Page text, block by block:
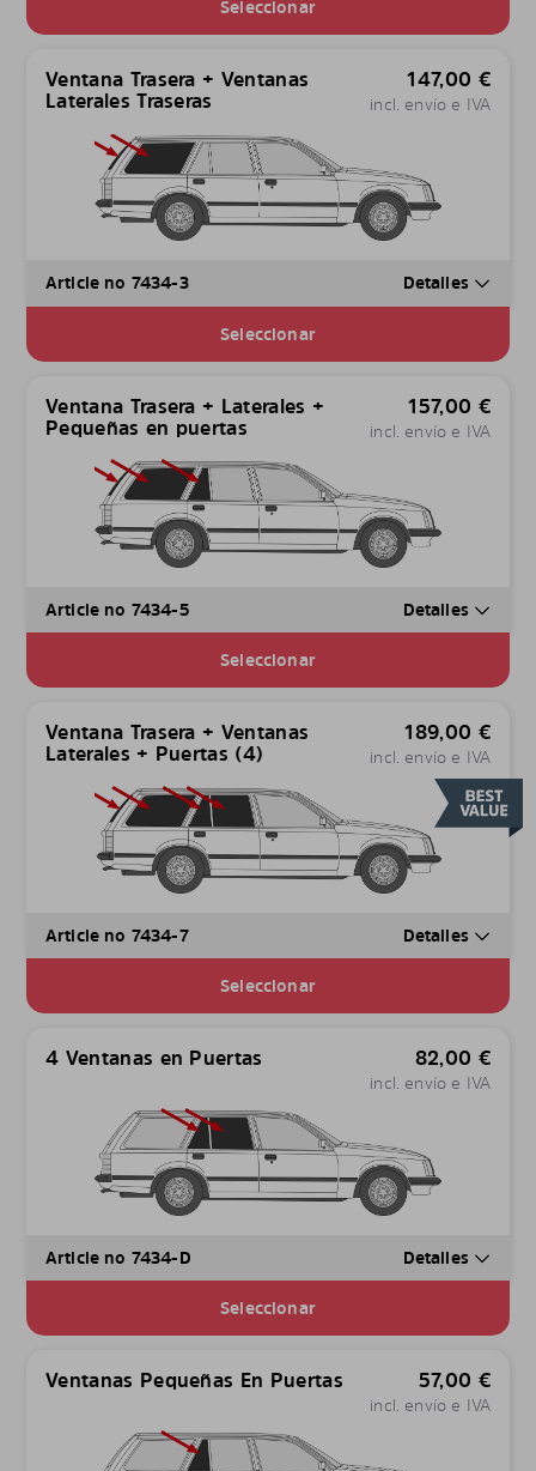
Seleccionar
Ventana Trasera + Ventanas
Laterales Traseras
147,00 €
incl. envío e IVA
Article no 7434-3 Detalles
Seleccionar
Ventana Trasera + Laterales +
Pequeñas en puertas
157,00 €
incl. envío e IVA
Article no 7434-5 Detalles
Seleccionar
Ventana Trasera + Ventanas
Laterales + Puertas (4)
189,00 €
incl. envío e IVA
Article no 7434-7 Detalles
Seleccionar
4 Ventanas en Puertas 82,00 €
incl. envío e IVA
Article no 7434-D Detalles
Seleccionar
Ventanas Pequeñas En Puertas 57,00 €
incl. envío e IVA